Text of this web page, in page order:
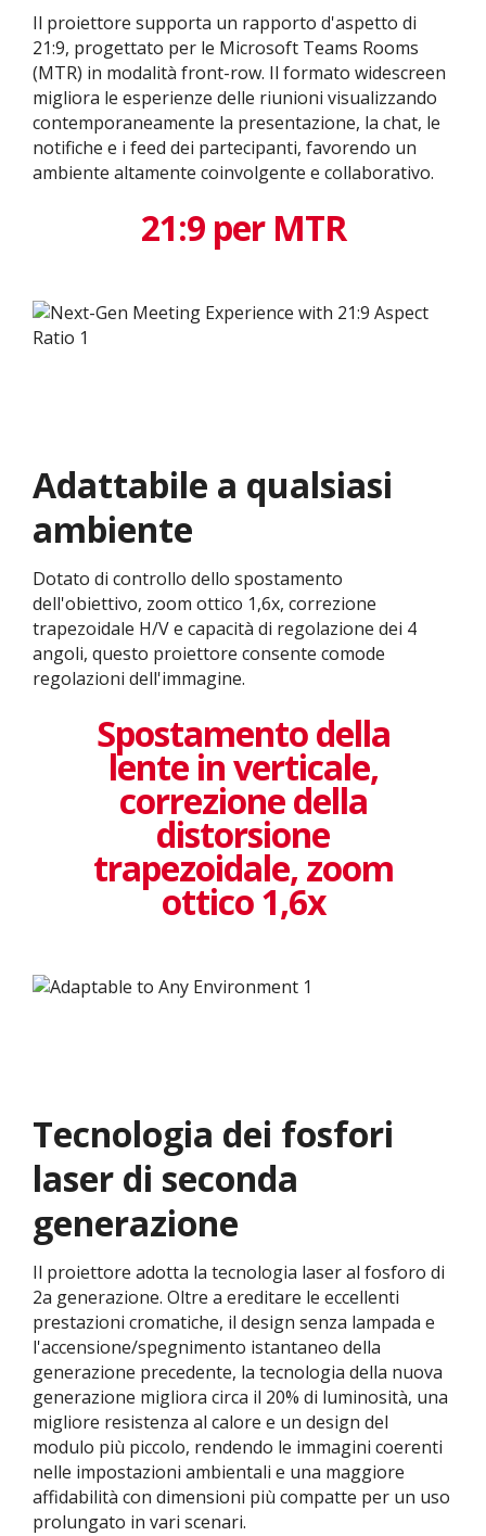
Il proiettore supporta un rapporto d'aspetto di
21:9, progettato per le Microsoft Teams Rooms
(MTR) in modalità front-row. Il formato widescreen
migliora le esperienze delle riunioni visualizzando
contemporaneamente la presentazione, la chat, le
notifiche e i feed dei partecipanti, favorendo un
ambiente altamente coinvolgente e collaborativo.
21:9 per MTR
Adattabile a qualsiasi
ambiente
Dotato di controllo dello spostamento
dell'obiettivo, zoom ottico 1,6x, correzione
trapezoidale H/V e capacità di regolazione dei 4
angoli, questo proiettore consente comode
regolazioni dell'immagine.
Spostamento della
lente in verticale,
correzione della
distorsione
trapezoidale, zoom
ottico 1,6x
Tecnologia dei fosfori
laser di seconda
generazione
Il proiettore adotta la tecnologia laser al fosforo di
2a generazione. Oltre a ereditare le eccellenti
prestazioni cromatiche, il design senza lampada e
l'accensione/spegnimento istantaneo della
generazione precedente, la tecnologia della nuova
generazione migliora circa il 20% di luminosità, una
migliore resistenza al calore e un design del
modulo più piccolo, rendendo le immagini coerenti
nelle impostazioni ambientali e una maggiore
affidabilità con dimensioni più compatte per un uso
prolungato in vari scenari.